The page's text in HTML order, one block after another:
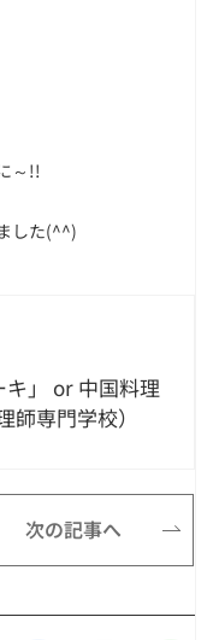
～!!
した(^^)
キ」 or 中国料理
師専門学校）
次の記事へ